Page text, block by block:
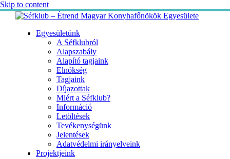
Skip to content
Egyesületünk
A Séfklubról
Alapszabály
Alapító tagjaink
Elnökség
Tagjaink
Díjazottak
Miért a Séfklub?
Információ
Letöltések
Tevékenységünk
Jelentések
Adatvédelmi irányelveink
Projektjeink